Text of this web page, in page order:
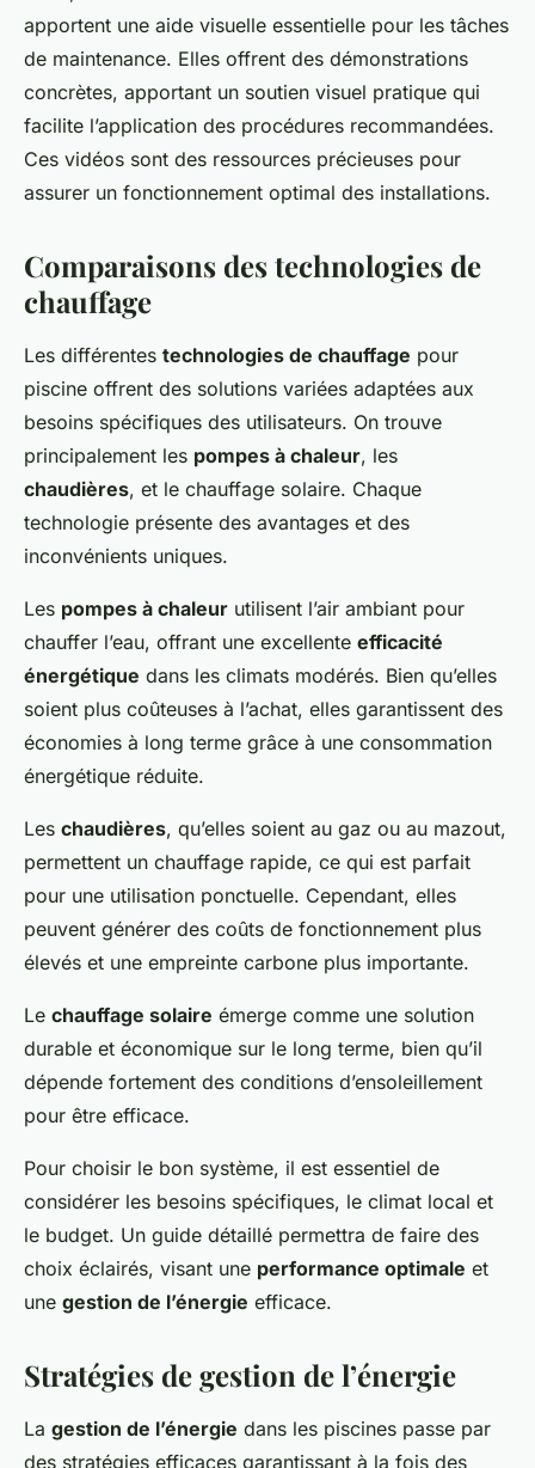
apportent une aide visuelle essentielle pour les tâches
de maintenance. Elles offrent des démonstrations
concrètes, apportant un soutien visuel pratique qui
facilite l’application des procédures recommandées.
Ces vidéos sont des ressources précieuses pour
assurer un fonctionnement optimal des installations.
Comparaisons des technologies de
chauffage
Les différentes technologies de chauffage pour
piscine offrent des solutions variées adaptées aux
besoins spécifiques des utilisateurs. On trouve
principalement les pompes à chaleur, les
chaudières, et le chauffage solaire. Chaque
technologie présente des avantages et des
inconvénients uniques.
Les pompes à chaleur utilisent l’air ambiant pour
chauffer l’eau, offrant une excellente efficacité
énergétique dans les climats modérés. Bien qu’elles
soient plus coûteuses à l’achat, elles garantissent des
économies à long terme grâce à une consommation
énergétique réduite.
Les chaudières, qu’elles soient au gaz ou au mazout,
permettent un chauffage rapide, ce qui est parfait
pour une utilisation ponctuelle. Cependant, elles
peuvent générer des coûts de fonctionnement plus
élevés et une empreinte carbone plus importante.
Le chauffage solaire émerge comme une solution
durable et économique sur le long terme, bien qu’il
dépende fortement des conditions d’ensoleillement
pour être efficace.
Pour choisir le bon système, il est essentiel de
considérer les besoins spécifiques, le climat local et
le budget. Un guide détaillé permettra de faire des
choix éclairés, visant une performance optimale et
une gestion de l’énergie efficace.
Stratégies de gestion de l’énergie
La gestion de l’énergie dans les piscines passe par
des stratégies efficaces garantissant à la fois des